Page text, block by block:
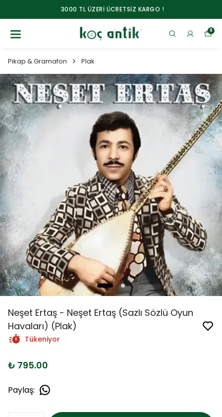
3000 TL ÜZERİ ÜCRETSİZ KARGO !
0
Pikap & Gramafon Plak
Neşet Ertaş - Neşet Ertaş (Sazlı Sözlü Oyun
Havaları) (Plak)
Tükeniyor
₺ 795.00
Paylaş: